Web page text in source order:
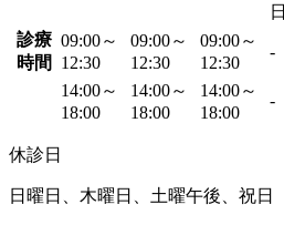
日
診療
時間
09:00～
12:30
09:00～
12:30
09:00～
12:30
-
14:00～
18:00
14:00～
18:00
14:00～
18:00
-
休診日
日曜日、木曜日、土曜午後、祝日